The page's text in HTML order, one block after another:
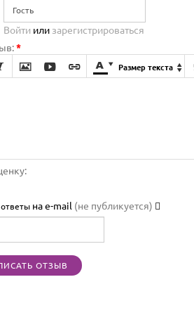
Войти или зарегистрироваться
*
     Размер текста 
ответы на e-mail (не публикуется)
ОТЗЫВ